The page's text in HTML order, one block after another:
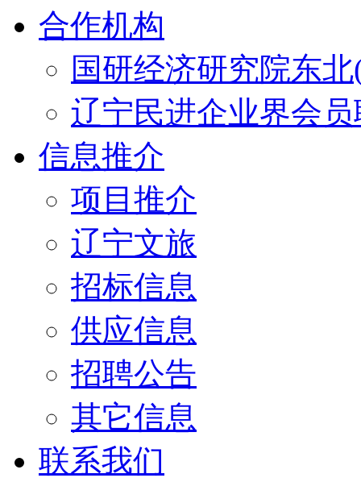
合作机构
国研经济研究院东
辽宁民进企业界会
信息推介
项目推介
辽宁文旅
招标信息
供应信息
招聘公告
其它信息
联系我们